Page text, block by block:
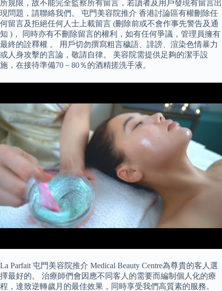
所規限，故不能完全監察所有留言，若讀者及用戶發現有留言出
現問題，請聯絡我們。 屯門美容院推介 香港討論區有權刪除任
何留言及拒絕任何人士上載留言 (刪除前或不會作事先警告及通
知 )， 同時亦有不刪除留言的權利，如有任何爭議，管理員擁有
最終的詮釋權 。 用戶切勿撰寫粗言穢語、誹謗、渲染色情暴力
或人身攻擊的言論，敬請自律。 美容院需提供足夠的潔手設
施，在接待準備70－80％的酒精搓洗手液。
La Parfait 屯門美容院推介 Medical Beauty Centre為尊貴的客人選
擇最好的。 治療師們會因應不同客人的需要而編制個人化的療
程，達致逆轉歲月的最佳效果，同時享受我們高質素的服務。